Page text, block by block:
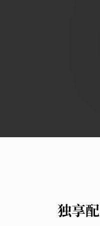
独享